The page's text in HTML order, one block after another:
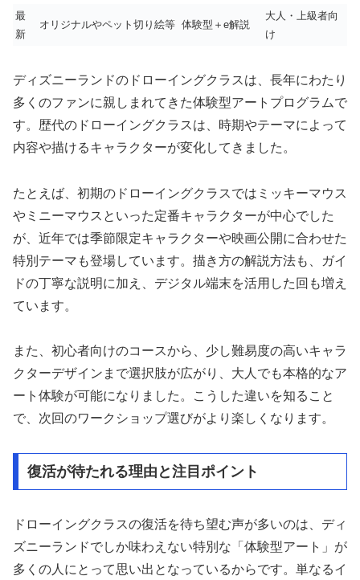
最
新
オリジナルやペット切り絵等 体験型＋e解説
大人・上級者向
け
ディズニーランドのドローイングクラスは、長年にわたり
多くのファンに親しまれてきた体験型アートプログラムで
す。歴代のドローイングクラスは、時期やテーマによって
内容や描けるキャラクターが変化してきました。
たとえば、初期のドローイングクラスではミッキーマウス
やミニーマウスといった定番キャラクターが中心でした
が、近年では季節限定キャラクターや映画公開に合わせた
特別テーマも登場しています。描き方の解説方法も、ガイ
ドの丁寧な説明に加え、デジタル端末を活用した回も増え
ています。
また、初心者向けのコースから、少し難易度の高いキャラ
クターデザインまで選択肢が広がり、大人でも本格的なア
ート体験が可能になりました。こうした違いを知ること
で、次回のワークショップ選びがより楽しくなります。
復活が待たれる理由と注目ポイント
ドローイングクラスの復活を待ち望む声が多いのは、ディ
ズニーランドでしか味わえない特別な「体験型アート」が
多くの人にとって思い出となっているからです。単なるイ